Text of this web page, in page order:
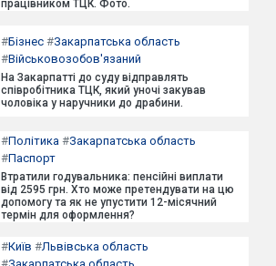
працівником ТЦК. Фото.
#Бізнес #Закарпатська область
#Військовозобов'язаний
На Закарпатті до суду відправлять
співробітника ТЦК, який уночі закував
чоловіка у наручники до драбини.
#Політика #Закарпатська область
#Паспорт
Втратили годувальника: пенсійні виплати
від 2595 грн. Хто може претендувати на цю
допомогу та як не упустити 12-місячний
термін для оформлення?
#Київ #Львівська область